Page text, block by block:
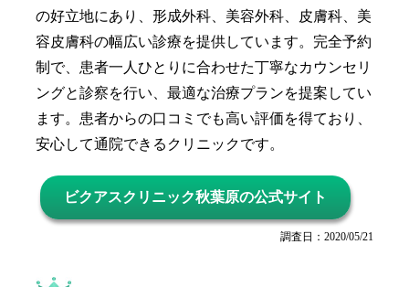
の好立地にあり、形成外科、美容外科、皮膚科、美
容皮膚科の幅広い診療を提供しています。完全予約
制で、患者一人ひとりに合わせた丁寧なカウンセリ
ングと診察を行い、最適な治療プランを提案してい
ます。患者からの口コミでも高い評価を得ており、
安心して通院できるクリニックです。
ビクアスクリニック秋葉原の公式サイト
調査日：2020/05/21